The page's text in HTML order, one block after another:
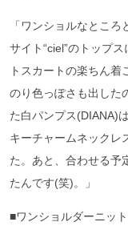
「ワンショルなとこ
サイト“ciel”のトップ
トスカートの楽ちん
のり色っぽさも出し
た白パンプス(DIANA)
キーチャームネックレ
た。あと、合わせる予
たんです(笑)。」
■ワンショルダーニッ